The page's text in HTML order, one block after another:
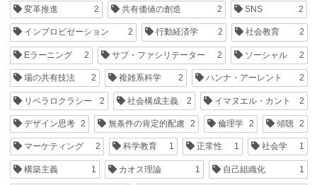
変革推進 2 共有価値の創造 2 SNS 2
インプロビゼーション 2 行動経済学 2 社会教育 2
Eラーニング 2 サブ・ファシリテーター 2 ソーシャル 2
場の共有技法 2 複雑系科学 2 ハンナ・アーレント 2
リベラロクラシー 2 社会構成主義 2 イマヌエル・カント 2
デザイン思考 2 無条件の肯定的配慮 2 倫理学 2 傾聴 2
マーケティング 2 科学教育 1 正常性 1 社会学 1
構築主義 1 カオス理論 1 自己組織化 1